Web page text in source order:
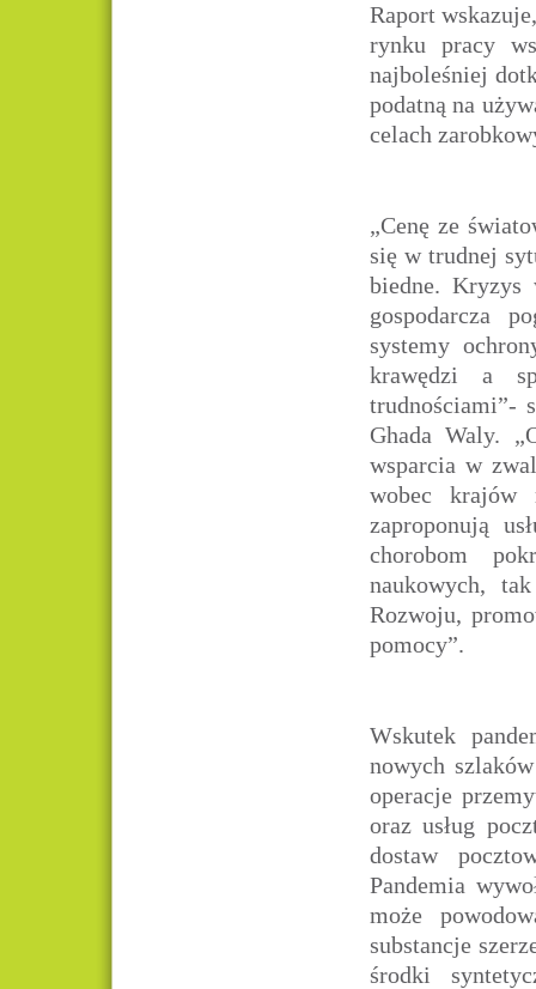
Raport
rynku pracy
najboleśniej
podatną na
celach
„Cenę ze
się w trudnej
biedne. Kryzys
gospodarcza
systemy
krawędzi a
trudnościami”-
Ghada Waly.
wsparcia w
wobec
zaproponują
chorobom
naukowych,
Rozwoju,
pomocy”.
Wskutek
nowych
operacje
oraz usług
dostaw
Pandemia
może
substancje
środki